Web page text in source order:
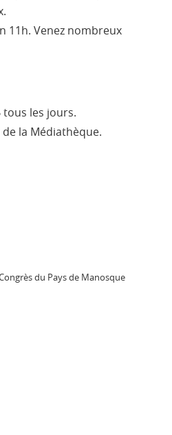
11h. Venez nombreux
tous les jours.
la Médiathèque.
du Pays de Manosque